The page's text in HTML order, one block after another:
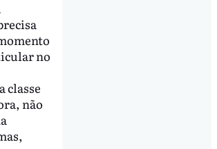
no
classe
não